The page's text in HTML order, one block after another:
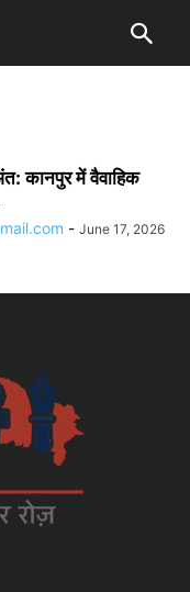
कानपुर में वैवाहिक
- June 17, 2026